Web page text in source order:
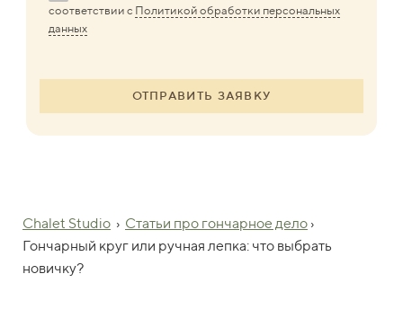
соответствии с Политикой обработки персональных
данных
ОТПРАВИТЬ ЗАЯВКУ
Chalet Studio › Статьи про гончарное дело ›
Гончарный круг или ручная лепка: что выбрать
новичку?